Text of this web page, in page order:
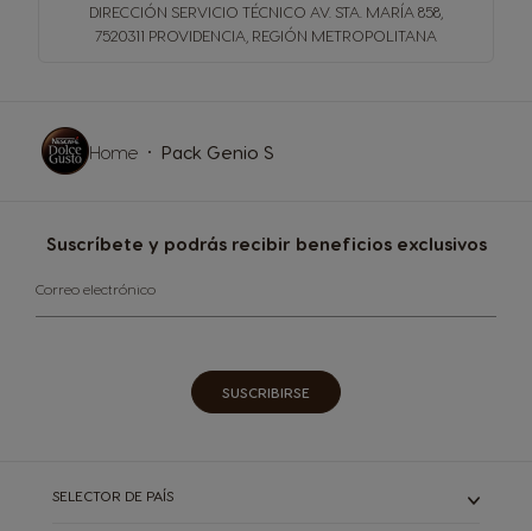
DIRECCIÓN SERVICIO TÉCNICO AV. STA. MARÍA 858,
7520311 PROVIDENCIA, REGIÓN METROPOLITANA
Suscríbete y podrás recibir beneficios exclusivos​
Correo electrónico
SUSCRIBIRSE​
Home Pack Genio S
SELECTOR DE PAÍS